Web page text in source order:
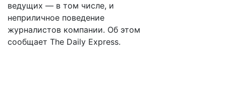
ведущих — в том числе, и
неприличное поведение
журналистов компании. Об этом
сообщает The Daily Express.